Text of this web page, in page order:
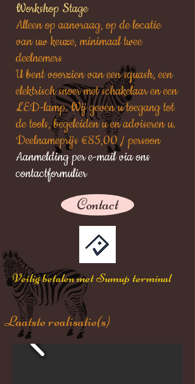
Workshop Stage
Alleen op aanvraag, op de locatie
van uw keuze, minimaal twee
deelnemers
U bent voorzien van een squash, een
elektrisch snoer met schakelaar en een
LED-lamp. Wij geven u toegang tot
de tools, begeleiden u en adviseren u.
Deelnameprijs €85,00 / persoon
Aanmelding per e-mail via ons
contactformulier
Contact
Veilig betalen met Sumup terminal
Laatste realisatie(s)